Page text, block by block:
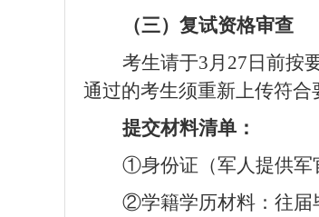
（三）复试资格审查
考生请于3月 27 日前按
通过的考生须重新上传符合
提交材料清单：
①身份证（军人提供军
②学籍学历材料：往届